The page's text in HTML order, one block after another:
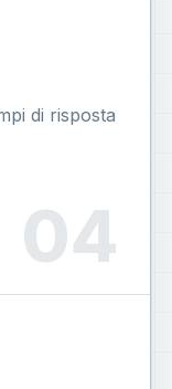
di risposta